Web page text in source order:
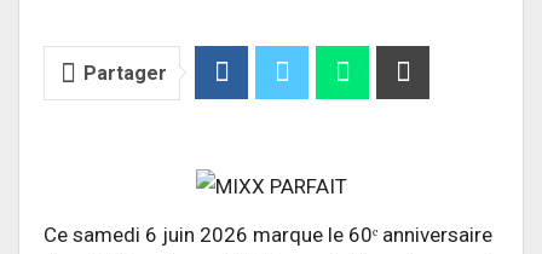
Partager
Ce samedi 6 juin 2026 marque le 60ᵉ anniversaire